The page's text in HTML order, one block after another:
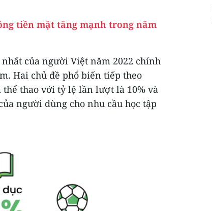
tiền mặt tăng mạnh trong năm
của người Việt năm 2022 chính
Hai chủ đề phổ biến tiếp theo
thao với tỷ lệ lần lượt là 10% và
người dùng cho nhu cầu học tập